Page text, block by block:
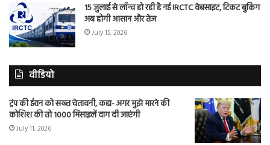
15 जुलाई से लॉन्च हो रही है नई IRCTC वेबसाइट, टिकट बुकिंग
अब होगी आसान और तेज
July 15, 2026
वीडियो
ट्रंप की ईरान को सख्त चेतावनी, कहा- अगर मुझे मारने की
कोशिश की तो 1000 मिसाइलें दाग दी जाएंगी
July 11, 2026